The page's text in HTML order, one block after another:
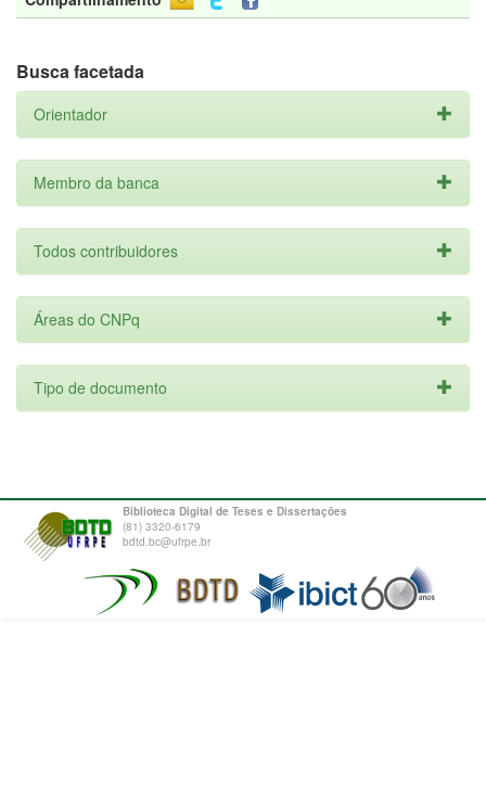
Busca facetada
Orientador
Membro da banca
Todos contribuidores
Áreas do CNPq
Tipo de documento
Biblioteca Digital de Teses e Dissertações
(81) 3320-6179
bdtd.bc@ufrpe.br